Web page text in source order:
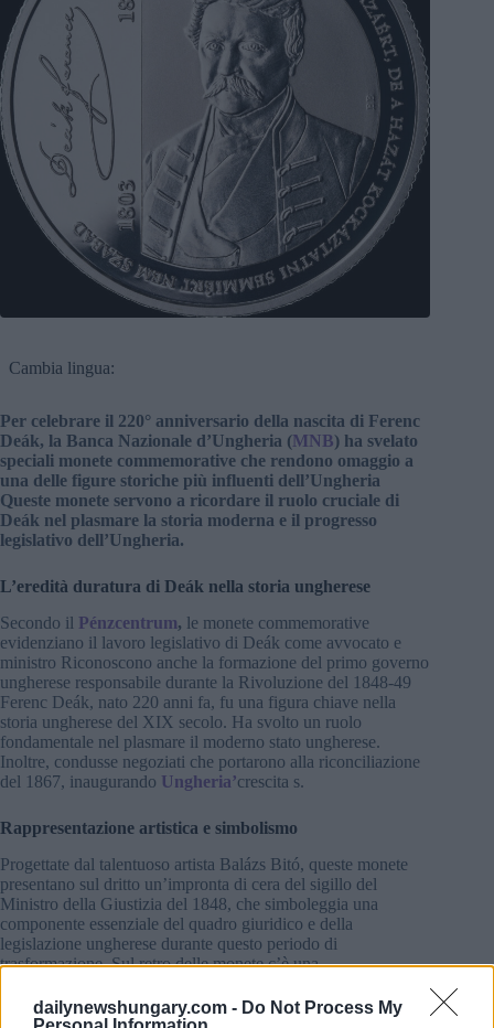
dailynewshungary.com - Do Not Process My
Cambia lingua:
Per celebrare il 220° anniversario della nascita di Ferenc
Deák, la Banca Nazionale d’Ungheria (MNB) ha svelato
speciali monete commemorative che rendono omaggio a
una delle figure storiche più influenti dell’Ungheria
Queste monete servono a ricordare il ruolo cruciale di
Deák nel plasmare la storia moderna e il progresso
legislativo dell’Ungheria.
L’eredità duratura di Deák nella storia ungherese
Secondo il Pénzcentrum, le monete commemorative
evidenziano il lavoro legislativo di Deák come avvocato e
ministro Riconoscono anche la formazione del primo governo
ungherese responsabile durante la Rivoluzione del 1848-49
Ferenc Deák, nato 220 anni fa, fu una figura chiave nella
storia ungherese del XIX secolo. Ha svolto un ruolo
fondamentale nel plasmare il moderno stato ungherese.
Inoltre, condusse negoziati che portarono alla riconciliazione
del 1867, inaugurando Ungheria’crescita s.
Rappresentazione artistica e simbolismo
Progettate dal talentuoso artista Balázs Bitó, queste monete
presentano sul dritto un’impronta di cera del sigillo del
Ministro della Giustizia del 1848, che simboleggia una
componente essenziale del quadro giuridico e della
legislazione ungherese durante questo periodo di
trasformazione. Sul retro delle monete c’è una
litografia del famoso pittore austriaco Franz Eybl del 1842.
Accanto all’immagine c’è la firma di Deák e gli anni 1803 e